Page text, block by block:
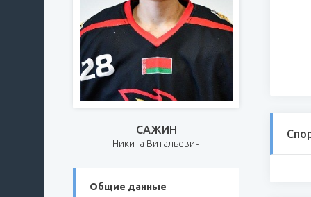
САЖИН
Никита Витальевич
Общие данные